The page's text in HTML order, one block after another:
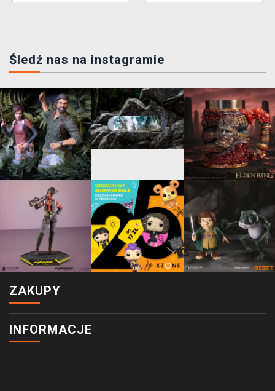
Śledź nas na instagramie
ZAKUPY
INFORMACJE